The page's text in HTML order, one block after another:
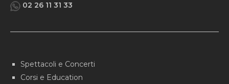
02 26 11 31 33
Spettacoli e Concerti
Corsi e Education